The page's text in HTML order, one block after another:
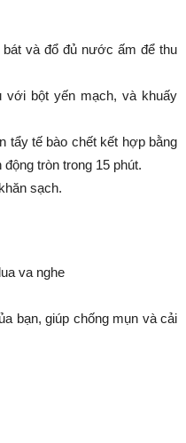
và đổ đủ nước ấm để thu
với bột yến mạch, và khuấy
tẩy tế bào chết kết hợp bằng
tròn trong 15 phút.
sạch.
bạn, giúp chống mụn và cải